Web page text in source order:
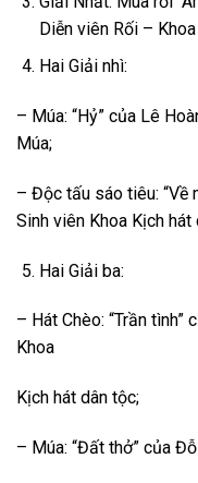
Diễn viên Rối –
Hai Giải nhì:
– Múa: “Hỷ” của Lê
Múa;
– Độc tấu sáo tiêu: “Về
Sinh viên Khoa Kịch hát
Hai Giải ba:
– Hát Chèo: “Trần tình”
Khoa
Kịch hát dân tộc;
– Múa: “Đất thở” của